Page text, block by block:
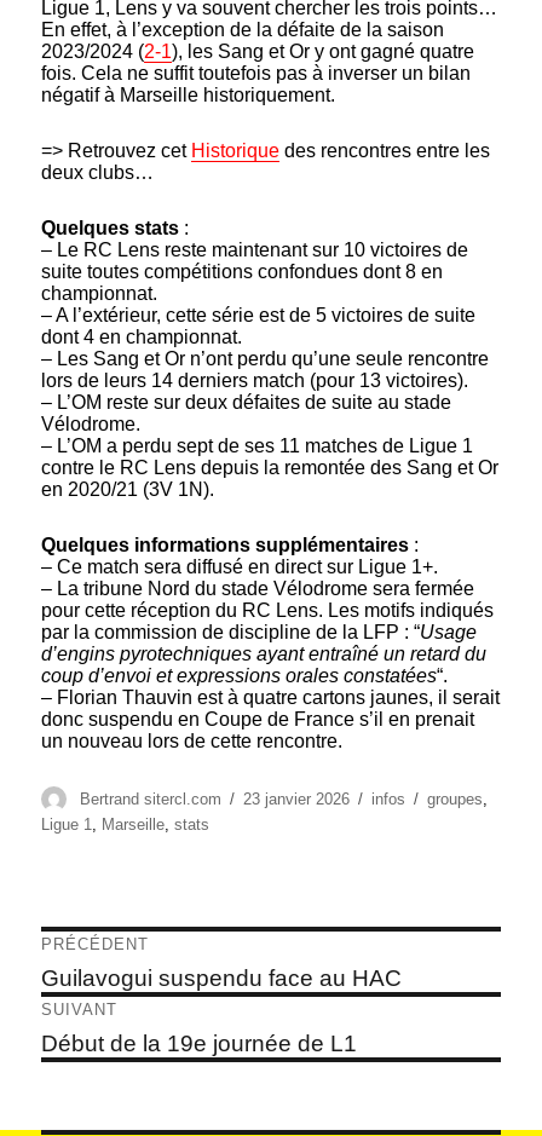
Ligue 1, Lens y va souvent chercher les trois points…
En effet, à l’exception de la défaite de la saison
2023/2024 (2-1), les Sang et Or y ont gagné quatre
fois. Cela ne suffit toutefois pas à inverser un bilan
négatif à Marseille historiquement.
=> Retrouvez cet Historique des rencontres entre les
deux clubs…
Quelques stats :
– Le RC Lens reste maintenant sur 10 victoires de
suite toutes compétitions confondues dont 8 en
championnat.
– A l’extérieur, cette série est de 5 victoires de suite
dont 4 en championnat.
– Les Sang et Or n’ont perdu qu’une seule rencontre
lors de leurs 14 derniers match (pour 13 victoires).
– L’OM reste sur deux défaites de suite au stade
Vélodrome.
– L’OM a perdu sept de ses 11 matches de Ligue 1
contre le RC Lens depuis la remontée des Sang et Or
en 2020/21 (3V 1N).
Quelques informations supplémentaires :
– Ce match sera diffusé en direct sur Ligue 1+.
– La tribune Nord du stade Vélodrome sera fermée
pour cette réception du RC Lens. Les motifs indiqués
par la commission de discipline de la LFP : “Usage
d’engins pyrotechniques ayant entraîné un retard du
coup d’envoi et expressions orales constatées“.
– Florian Thauvin est à quatre cartons jaunes, il serait
donc suspendu en Coupe de France s’il en prenait
un nouveau lors de cette rencontre.
Auteur
Bertrand sitercl.com
Publié
23 janvier 2026 Catégories
infos Étiquettes
groupes
Ligue 1, Marseille,stats
Navigation
de
l’article
PRÉCÉDENT
Article
précédent :
Guilavogui suspendu face au HAC
SUIVANT
Article
suivant :
Début de la 19e journée de L1